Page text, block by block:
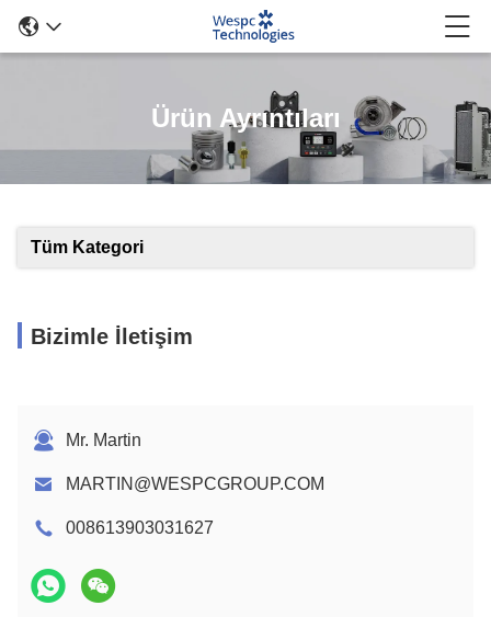
Ürün Ayrıntıları
Tüm Kategori
Bizimle İletişim
Mr. Martin
MARTIN@WESPCGROUP.COM
008613903031627